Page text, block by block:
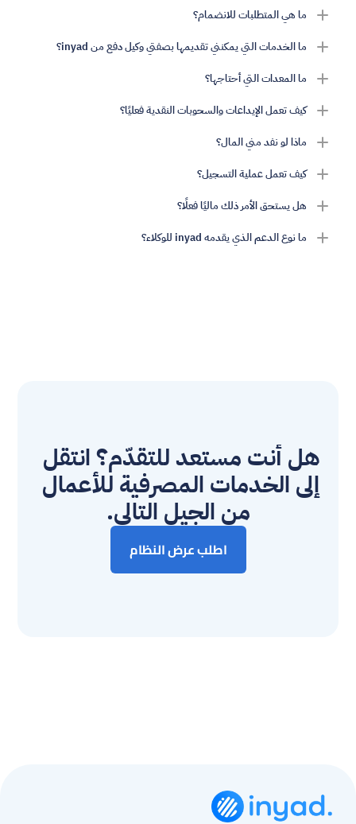
ما هي المتطلبات للانضمام؟
ما الخدمات التي يمكنني تقديمها بصفتي وكيل دفع من inyad؟
ما المعدات التي أحتاجها؟
كيف تعمل الإيداعات والسحوبات النقدية فعليًا؟
ماذا لو نفد مني المال؟
كيف تعمل عملية التسجيل؟
هل يستحق الأمر ذلك ماليًا فعلًا؟
ما نوع الدعم الذي يقدمه inyad للوكلاء؟
من الجيل التالي.
اطلب عرض النظام